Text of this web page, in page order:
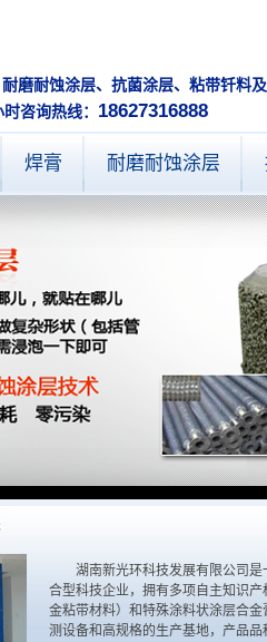
耐磨耐蚀涂层、抗菌涂层
咨询热线： 18627316888
焊膏 耐磨耐蚀涂层
湖南新光环科技发展有限公司
合型科技企业，拥有多项自主知识
金粘带材料）和特殊涂料状涂层合
测设备和高规格的生产基地，产品